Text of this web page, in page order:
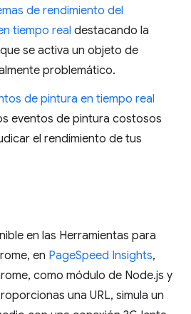
de rendimiento del
tiempo real destacando la
se activa un objeto de
problemático.
de pintura en tiempo real
eventos de pintura costosos
el rendimiento de tus
en las Herramientas para
en PageSpeed Insights,
como módulo de Node.js y
una URL, simula un